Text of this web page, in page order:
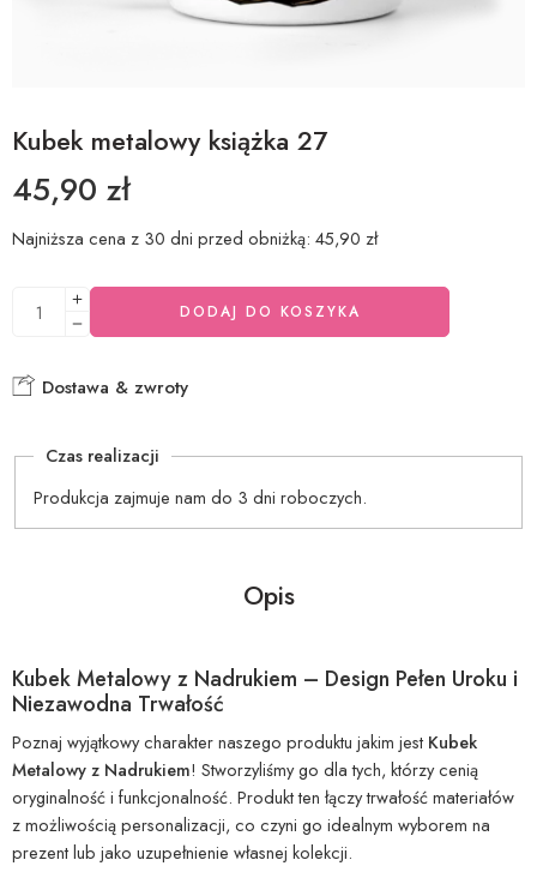
Kubek metalowy książka 27
45,90 zł
Najniższa cena z 30 dni przed obniżką: 45,90 zł
DODAJ DO KOSZYKA
Dostawa & zwroty
Czas realizacji
Produkcja zajmuje nam do 3 dni roboczych.
Opis
Kubek Metalowy z Nadrukiem – Design Pełen Uroku i
Niezawodna Trwałość
Poznaj wyjątkowy charakter naszego produktu jakim jest Kubek
Metalowy z Nadrukiem! Stworzyliśmy go dla tych, którzy cenią
oryginalność i funkcjonalność. Produkt ten łączy trwałość materiałów
z możliwością personalizacji, co czyni go idealnym wyborem na
prezent lub jako uzupełnienie własnej kolekcji.